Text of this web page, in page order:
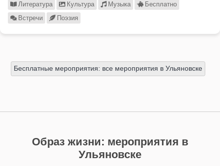
Литература Культура Музыка
Бесплатно
Встречи
Поэзия
Бесплатные мероприятия: все мероприятия в Ульяновске
Образ жизни: мероприятия в
Ульяновске